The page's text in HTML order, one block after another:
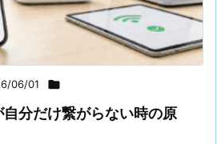
06/01 
分だけ繋がらない時の原